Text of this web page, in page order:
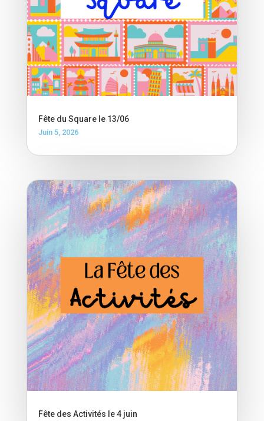
Fête du Square le 13/06
Juin 5, 2026
Fête des Activités le 4 juin